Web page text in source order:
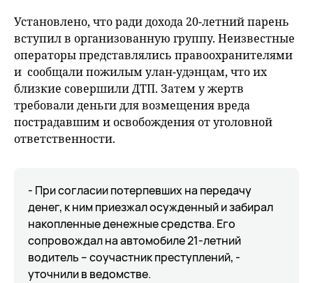
Установлено, что ради дохода 20-летний парень
вступил в организованную группу. Неизвестные
операторы представлялись правоохранителями
и сообщали пожилым улан-удэнцам, что их
близкие совершили ДТП. Затем у жертв
требовали деньги для возмещения вреда
пострадавшим и освобождения от уголовной
ответственности.
- При согласии потерпевших на передачу
денег, к ним приезжал осужденный и забирал
накопленные денежные средства. Его
сопровождал на автомобиле 21-летний
водитель – соучастник преступлений, -
уточнили в ведомстве.